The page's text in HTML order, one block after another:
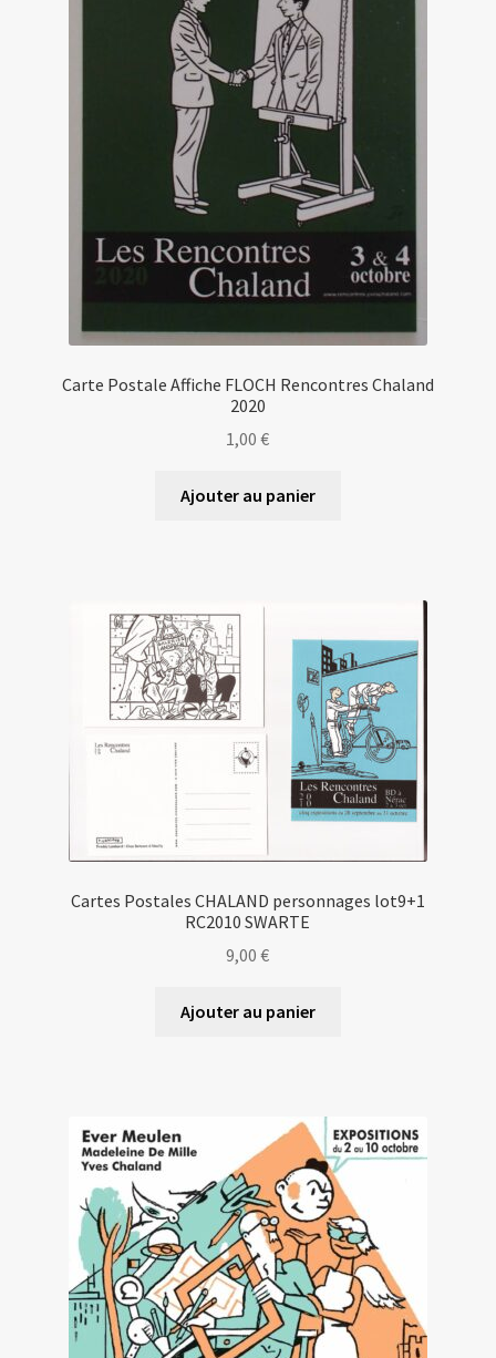
Carte Postale Affiche FLOCH Rencontres Chaland
2020
1,00€
Ajouter au panier
Cartes Postales CHALAND personnages lot9+1
RC2010 SWARTE
9,00€
Ajouter au panier